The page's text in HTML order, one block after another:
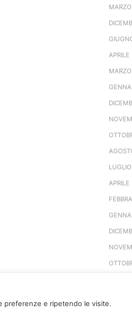
preferenze e ripetendo le visite.